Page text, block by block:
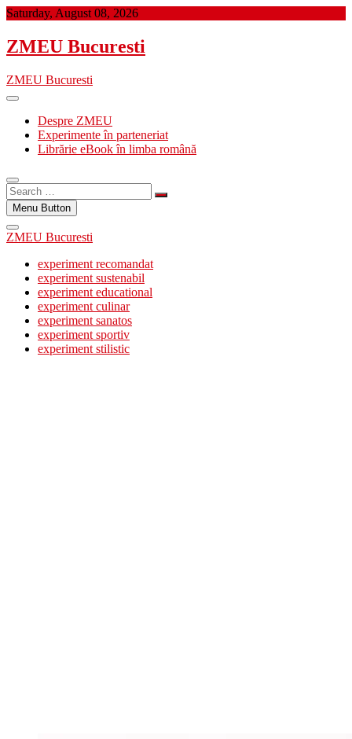
Skip
content
Saturday, August 08, 2026
ZMEU Bucuresti
ZMEU Bucuresti
Despre ZMEU
Experimente în parteneriat
Librărie eBook în limba română
Search
…Menu Button
ZMEU Bucuresti
experiment recomandat
experiment sustenabil
experiment educational
experiment culinar
experiment sanatos
experiment sportiv
experiment stilistic